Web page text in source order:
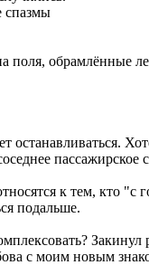
спазмы
поля, обрамлённые
останавливаться.
пассажирское
к тем, кто
подальше.
с моим новым